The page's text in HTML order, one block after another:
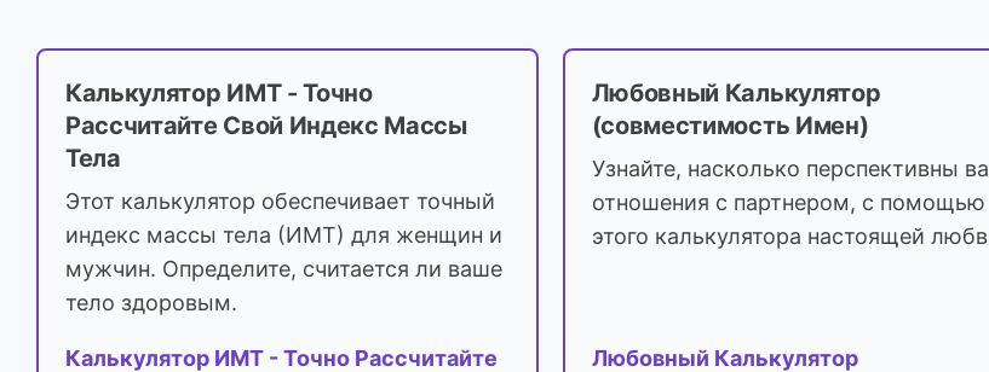
Калькулятор ИМТ - Точно
Рассчитайте Свой Индекс Массы
Тела
Этот калькулятор обеспечивает точный
индекс массы тела (ИМТ) для женщин и
мужчин. Определите, считается ли ваше
тело здоровым.
Калькулятор ИМТ - Точно Рассчитайте
Любовный Калькулятор
(совместимость Имен)
Узнайте, насколько перспективны
отношения с партнером, с помощью
этого калькулятора настоящей
Любовный Калькулятор